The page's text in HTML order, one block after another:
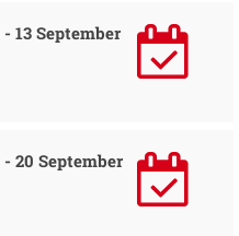
13 September
20 September